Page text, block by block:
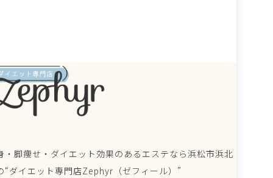
・脚痩せ・ダイエット効果のあるエステなら浜松市浜北
“ダイエット専門店Zephyr（ゼフィール）”